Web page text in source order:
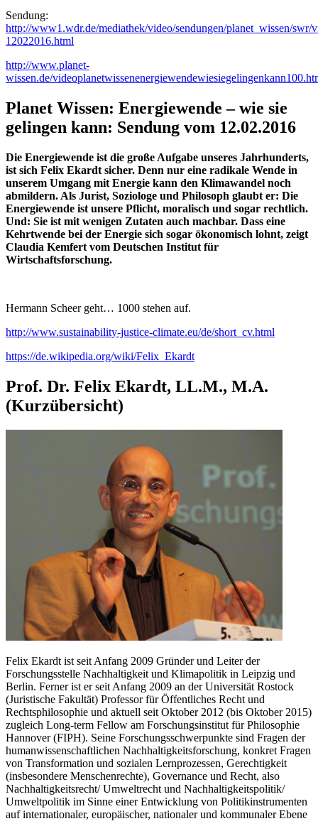
Sendung:
http://www1.wdr.de/mediathek/video/sendungen/planet_wissen/
12022016.html
http://www.planet-
wissen.de/
Planet Wissen: Energiewende – wie sie
gelingen kann: Sendung vom 12.02.2016
Die Energiewende ist die große Aufgabe unseres Jahrhunderts,
ist sich Felix Ekardt sicher. Denn nur eine radikale Wende in
unserem Umgang mit Energie kann den Klimawandel noch
abmildern. Als Jurist, Soziologe und Philosoph glaubt er: Die
Energiewende ist unsere Pflicht, moralisch und sogar rechtlich.
Und: Sie ist mit wenigen Zutaten auch machbar. Dass eine
Kehrtwende bei der Energie sich sogar ökonomisch lohnt, zeigt
Claudia Kemfert vom Deutschen Institut für
Wirtschaftsforschung.
Hermann Scheer geht… 1000 stehen auf.
http://www.sustainability-justice-climate.eu/de/short_cv.html
https://de.wikipedia.org/wiki/Felix_Ekardt
Prof. Dr. Felix Ekardt, LL.M., M.A.
(Kurzübersicht)
Felix Ekardt ist seit Anfang 2009 Gründer und Leiter der
Forschungsstelle Nachhaltigkeit und Klimapolitik in Leipzig und
Berlin. Ferner ist er seit Anfang 2009 an der Universität Rostock
(Juristische Fakultät) Professor für Öffentliches Recht und
Rechtsphilosophie und aktuell seit Oktober 2012 (bis Oktober 2015)
zugleich Long-term Fellow am Forschungsinstitut für Philosophie
Hannover (FIPH). Seine Forschungsschwerpunkte sind Fragen der
humanwissenschaftlichen Nachhaltigkeitsforschung, konkret Fragen
von Transformation und sozialen Lernprozessen, Gerechtigkeit
(insbesondere Menschenrechte), Governance und Recht, also
Nachhaltigkeitsrecht/ Umweltrecht und Nachhaltigkeitspolitik/
Umweltpolitik im Sinne einer Entwicklung von Politikinstrumenten
auf internationaler, europäischer, nationaler und kommunaler Ebene